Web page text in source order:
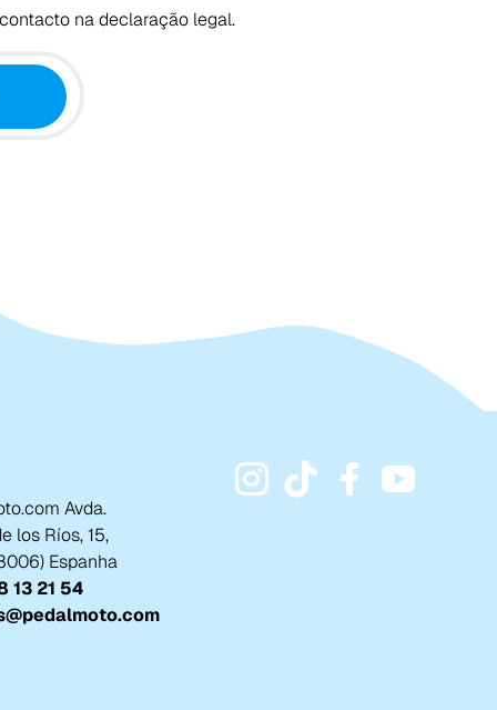
na declaração legal.
Avda.
los Ríos, 15,
Espanha
13 21 54